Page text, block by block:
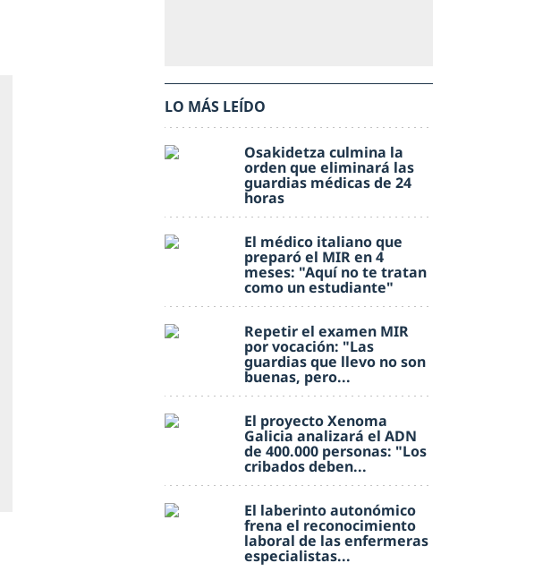
LO MÁS LEÍDO
Osakidetza culmina la
orden que eliminará las
guardias médicas de 24
horas
El médico italiano que
preparó el MIR en 4
meses: "Aquí no te tratan
como un estudiante"
Repetir el examen MIR
por vocación: "Las
guardias que llevo no son
buenas, pero...
El proyecto Xenoma
Galicia analizará el ADN
de 400.000 personas: "Los
cribados deben...
El laberinto autonómico
frena el reconocimiento
laboral de las enfermeras
especialistas...